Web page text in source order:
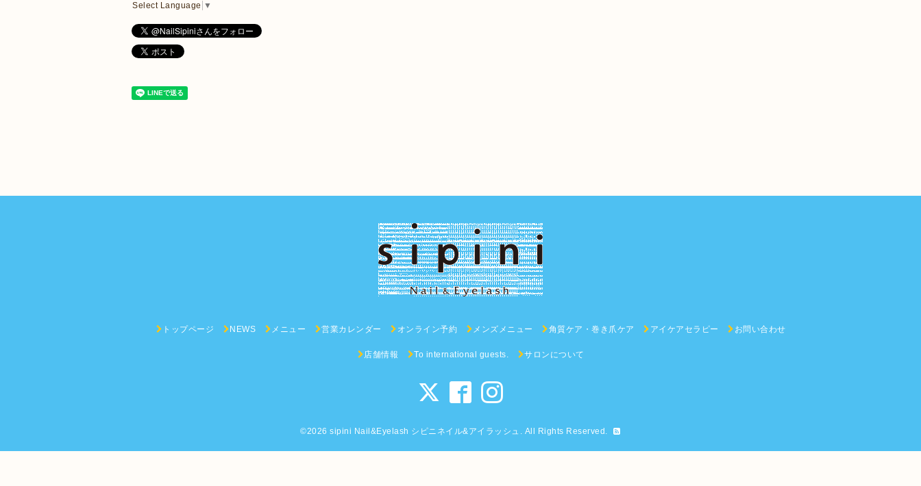
Select Language ▼
トップページ NEWS メニュー 営業カレンダー オンライン予約 メンズメニュー 角質ケア・巻き爪ケア アイケアセラピー お問い合わせ
店舗情報 To international guests. サロンについて
©2026sipini Nail&Eyelash シピニネイル&アイラッシュ . All Rights Reserved.